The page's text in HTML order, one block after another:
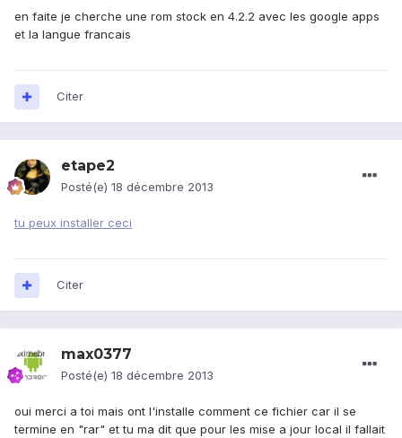
en faite je cherche une rom stock en 4.2.2 avec les google apps
et la langue francais
Citer
etape2
Posté(e) 18 décembre 2013
tu peux installer ceci
Citer
max0377
Posté(e) 18 décembre 2013
oui merci a toi mais ont l'installe comment ce fichier car il se
termine en "rar" et tu ma dit que pour les mise a jour local il fallait